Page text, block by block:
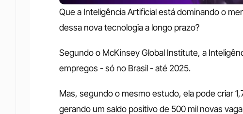
Que a Inteligência Artificial está dominando o
dessa nova tecnologia a longo prazo?
Segundo o McKinsey Global Institute, a
empregos - só no Brasil - até 2025.
Mas, segundo o mesmo estudo, ela pode criar
gerando um saldo positivo de 500 mil novas